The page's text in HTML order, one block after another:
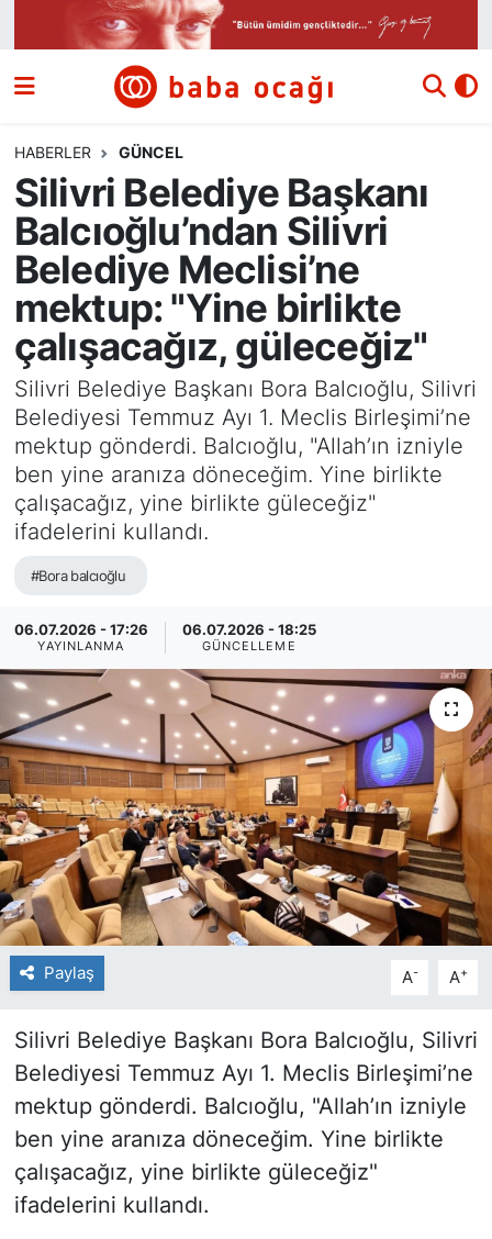
HABERLER GÜNCEL
Silivri Belediye Başkanı
Balcıoğlu’ndan Silivri
Belediye Meclisi’ne
mektup: "Yine birlikte
çalışacağız, güleceğiz"
Silivri Belediye Başkanı Bora Balcıoğlu, Silivri
Belediyesi Temmuz Ayı 1. Meclis Birleşimi’ne
mektup gönderdi. Balcıoğlu, "Allah’ın izniyle
ben yine aranıza döneceğim. Yine birlikte
çalışacağız, yine birlikte güleceğiz"
ifadelerini kullandı.
#Bora balcıoğlu
06.07.2026 - 17:26
YAYINLANMA
06.07.2026 - 18:25
GÜNCELLEME
Paylaş A- A+
Silivri Belediye Başkanı Bora Balcıoğlu, Silivri
Belediyesi Temmuz Ayı 1. Meclis Birleşimi’ne
mektup gönderdi. Balcıoğlu, "Allah’ın izniyle
ben yine aranıza döneceğim. Yine birlikte
çalışacağız, yine birlikte güleceğiz"
ifadelerini kullandı.
Siyaset
Ekonomi
Dünya
Kültür ve Sanat
Eğitim
Bilim ve Teknoloji
Yazı Dizisi
Nöbetçi Eczaneler
Hava Durumu
Namaz Vakitleri
Trafik Durumu
Süper Lig Puan Durumu ve Fikstür
Tüm Manşetler
Son Dakika Haberleri
Haber Arşivi